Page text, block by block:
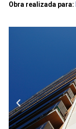
Obra realizada para: